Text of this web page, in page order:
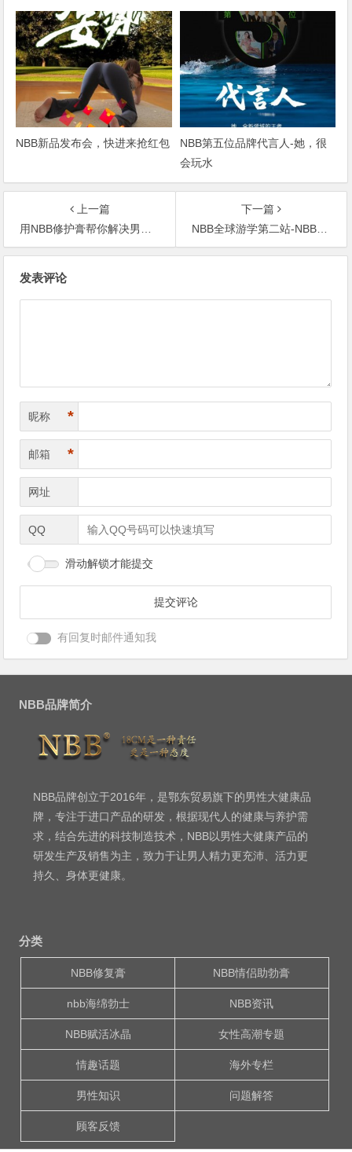
NBB新品发布会，快进来抢红包
NBB第五位品牌代言人-她，很
会玩水
上一篇
用NBB修护膏帮你解决男言之隐
下一篇
NBB全球游学第二站-NBB迪拜游学圆满成功！
发表评论
昵称 *
邮箱 *
网址
QQ
滑动解锁才能提交
有回复时邮件通知我
NBB品牌简介
NBB品牌创立于2016年，是鄂东贸易旗下的男性大健康品
牌，专注于进口产品的研发，根据现代人的健康与养护需
求，结合先进的科技制造技术，NBB以男性大健康产品的
研发生产及销售为主，致力于让男人精力更充沛、活力更
持久、身体更健康。
分类
NBB修复膏 NBB情侣助勃膏
nbb海绵勃士 NBB资讯
NBB赋活冰晶 女性高潮专题
情趣话题 海外专栏
男性知识 问题解答
顾客反馈